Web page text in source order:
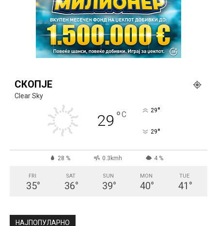
СКОПЈЕ
Clear Sky
29 °C 29°
29°
28 % 0.3kmh 4 %
FRI
35°
SAT
36°
SUN
39°
MON
40°
TUE
41 °
НАЈПОПУЛАРНО